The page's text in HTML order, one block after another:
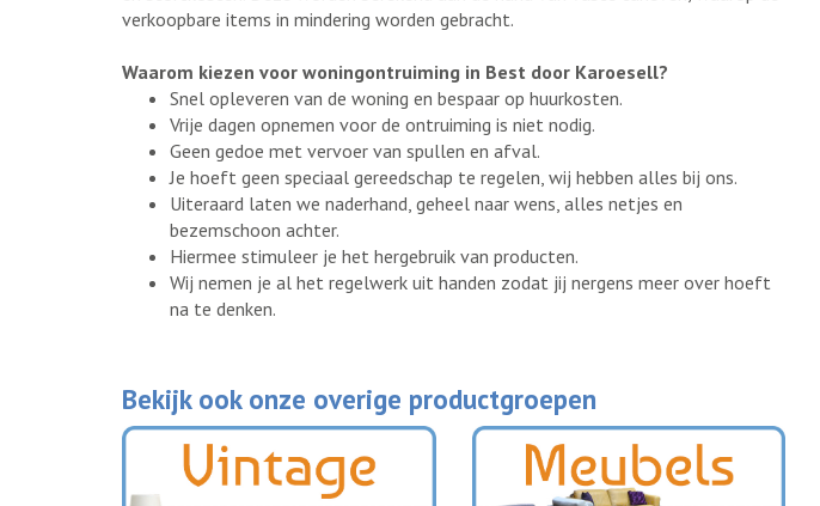
verkoopbare items in mindering worden gebracht.
Waarom kiezen voor woningontruiming in Best door Karoesell?
Snel opleveren van de woning en bespaar op huurkosten.
Vrije dagen opnemen voor de ontruiming is niet nodig.
Geen gedoe met vervoer van spullen en afval.
Je hoeft geen speciaal gereedschap te regelen, wij hebben alles bij ons.
Uiteraard laten we naderhand, geheel naar wens, alles netjes en
bezemschoon achter.
Hiermee stimuleer je het hergebruik van producten.
Wij nemen je al het regelwerk uit handen zodat jij nergens meer over hoeft
na te denken.
Bekijk ook onze overige productgroepen